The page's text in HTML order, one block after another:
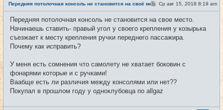
т
и
Передняя потолочная консоль не становится на своё место!!! #1
С
б
щ
н
Ср авг 15, 2018 8:19 am
Передняя потолочная консоль не становится на свое место.
Начинаешь ставить- правый угол у своего крепления у козырька
съезжает к месту крепления ручки переднего пассажира.
Почему как исправить?
У меня есть сомнения что самолету не хватает боковин с
фонарями которые и с ручками!
Ваабще есть ли различия между консолями или нет??
Покупал в прошлом году у одноклубовца по allgaz